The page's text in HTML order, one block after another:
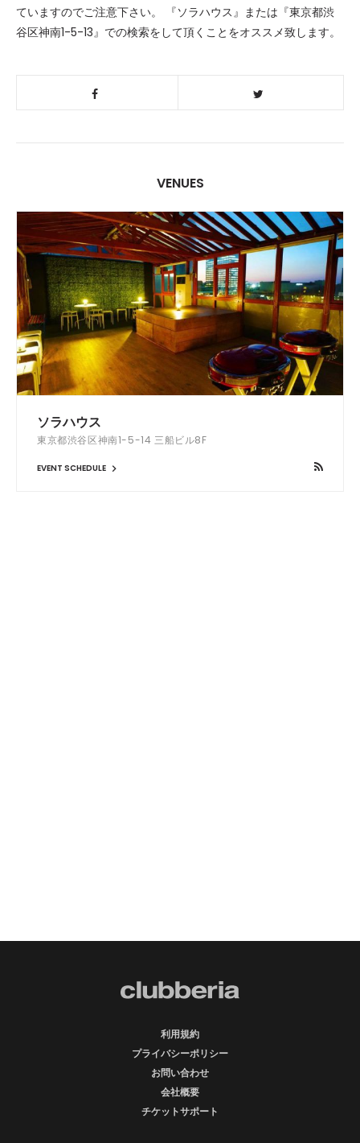
ていますのでご注意下さい。 『ソラハウス』または『東京都渋
谷区神南1-5-13』での検索をして頂くことをオススメ致します。
VENUES
ソラハウス
東京都渋谷区神南1-5-14 三船ビル8F
EVENT SCHEDULE
利用規約
プライバシーポリシー
お問い合わせ
会社概要
チケットサポート